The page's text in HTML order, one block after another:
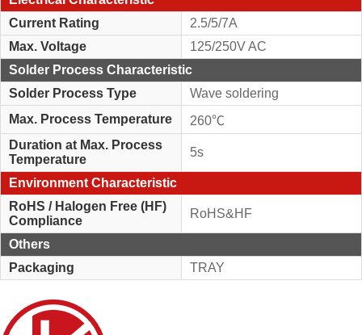
Current Rating
2.5/5/7A
Max. Voltage
125/250V AC
Solder Process Characteristic
Solder Process Type
Wave soldering
Max. Process Temperature
260℃
Duration at Max. Process
Temperature
5s
Environment Characteristic
RoHS / Halogen Free (HF)
Compliance
RoHS&HF
Others
Packaging
TRAY